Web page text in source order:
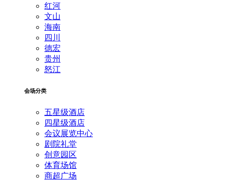
红河
文山
海南
四川
德宏
贵州
怒江
会场分类
五星级酒店
四星级酒店
会议展览中心
剧院礼堂
创意园区
体育场馆
商超广场